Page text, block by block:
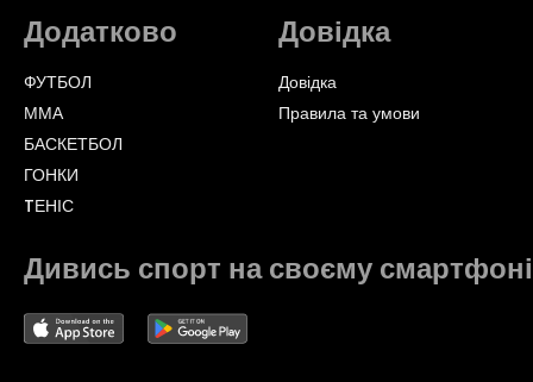
Додатково
ФУТБОЛ
ММА
БАСКЕТБОЛ
ГОНКИ
TЕНІС
Довідка
Довідка
Правила та умови
Дивись спорт на своєму смартфоні